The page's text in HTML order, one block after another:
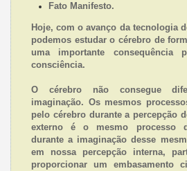
Fato Manifesto.
Hoje, com o avanço da tecnologia
podemos estudar o cérebro de
uma importante consequência
consciência.
O cérebro não consegue
imaginação. Os mesmos
pelo cérebro durante a percepção
externo é o mesmo processo
durante a imaginação desse
em nossa percepção interna,
proporcionar um embasamento